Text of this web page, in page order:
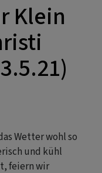
Klein
Wetter wohl so
und kühl
feiern wir